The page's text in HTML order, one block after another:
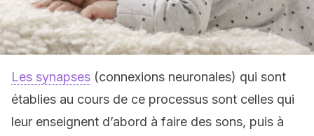
Les synapses (connexions neuronales) qui sont
établies au cours de ce processus sont celles qui
leur enseignent d’abord à faire des sons, puis à